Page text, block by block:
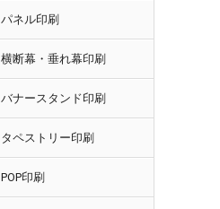
パネル印刷
横断幕・垂れ幕印刷
バナースタンド印刷
タペストリー印刷
POP印刷